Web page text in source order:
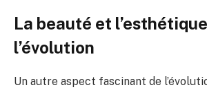
La beauté et
l’évolution
Un autre aspect fascinant de